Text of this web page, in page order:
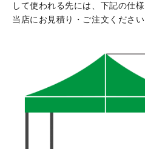
して使われる先には、下記の仕
当店にお見積り・ご注文ください